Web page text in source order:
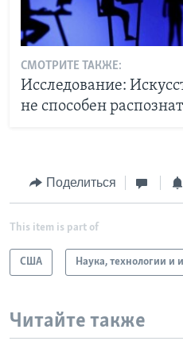
СМОТРИТЕ ТАКЖЕ:
Исследование:
не способен
Поделиться
This item is part of
США Наука, технологии и
Читайте также